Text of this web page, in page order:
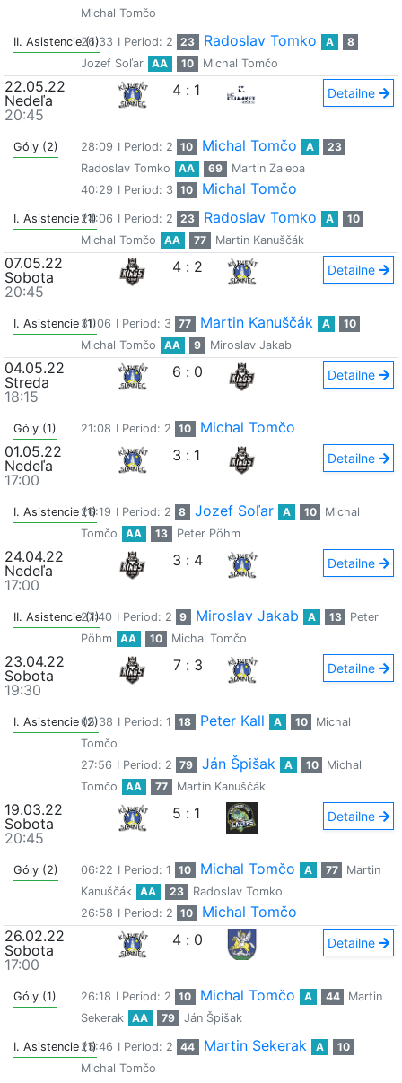
Michal Tomčo
II. Asistencie (1)
26:33 I Period: 2 23 Radoslav Tomko A
8
Jozef Soľar
AA 10 Michal Tomčo
22.05.22
Nedeľa
20:45
4 : 1 Detailne
Góly (2) 28:09 I Period: 2 10 Michal Tomčo A
23
Radoslav Tomko
AA 69
Martin Zalepa
40:29 I Period: 3 10 Michal Tomčo
I. Asistencie (1)24:06 I Period: 2 23 Radoslav Tomko A
10
Michal Tomčo
AA 77 Martin Kanuščák
07.05.22
Sobota
20:45
4 : 2 Detailne
I. Asistencie (1)31:06 I Period: 3 77 Martin Kanuščák A
10
Michal Tomčo
AA 9 Miroslav Jakab
04.05.22
Streda
18:15
6 : 0 Detailne
Góly (1) 21:08 I Period: 2 10
Michal Tomčo
01.05.22
Nedeľa
17:00
3 : 1 Detailne
I. Asistencie (1)26:19 I Period: 2 8 Jozef Soľar A 10
Michal
Tomčo
AA 13 Peter Pöhm
24.04.22
Nedeľa
17:00
3 : 4 Detailne
II. Asistencie (1)
27:40 I Period: 2 9 Miroslav Jakab A 13
Peter
Pöhm
AA 10 Michal Tomčo
23.04.22
Sobota
19:30
7 : 3 Detailne
I. Asistencie (2)05:38 I Period: 1 18 Peter Kall A 10
Michal
Tomčo
27:56 I Period: 2 79 Ján Špišak A 10
Michal
Tomčo
AA 77 Martin Kanuščák
19.03.22
Sobota
20:45
5 : 1 Detailne
Góly (2) 06:22 I Period: 1 10 Michal Tomčo A 77
Martin
Kanuščák
AA 23
Radoslav Tomko
26:58 I Period: 2 10
Michal Tomčo
26.02.22
Sobota
17:00
4 : 0 Detailne
Góly (1) 26:18 I Period: 2 10 Michal Tomčo A 44
Martin
Sekerak
AA 79 Ján Špišak
I. Asistencie (1)25:46 I Period: 2 44 Martin Sekerak A
10
Michal Tomčo